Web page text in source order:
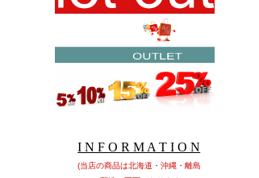
I N F O R M A T I O N
(当店の商品は北海道・沖縄・離島